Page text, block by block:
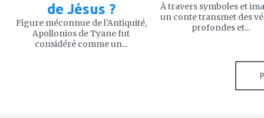
de Jésus ?
Figure méconnue de l’Antiquité,
Apollonios de Tyane fut
considéré comme un...
À travers symboles et
un conte transmet des
profondes et...